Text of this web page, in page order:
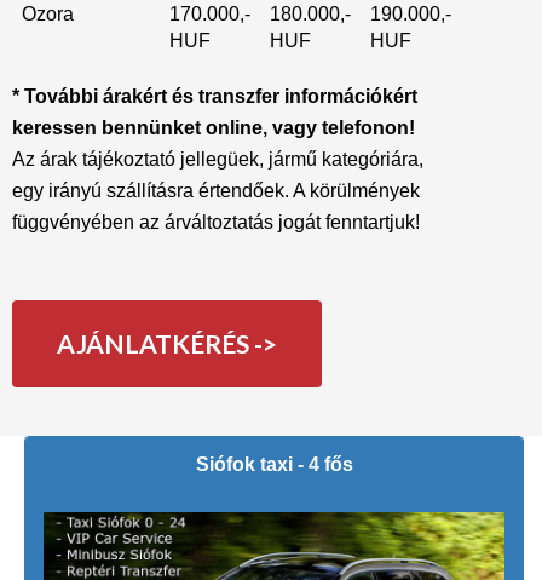
Ozora
170.000,-
HUF
180.000,-
HUF
190.000,-
HUF
* További árakért és transzfer információkért
keressen bennünket online, vagy telefonon!
Az árak tájékoztató jellegüek, jármű kategóriára,
egy irányú szállításra értendőek. A körülmények
függvényében az árváltoztatás jogát fenntartjuk!
AJÁNLATKÉRÉS ->
Siófok taxi - 4 fős